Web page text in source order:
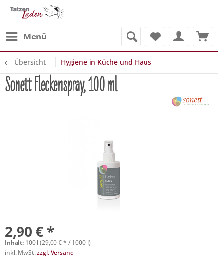
Menü
Übersicht Hygiene in Küche und Haus
Sonett Fleckenspray, 100 ml
2,90 € *
Inhalt: 100 l (29,00 € * / 1000 l)
inkl. MwSt.zzgl. Versand